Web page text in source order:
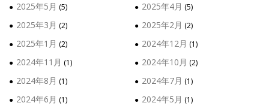
2025年5月 (5) 2025年4月 (5)
2025年3月 (2) 2025年2月 (2)
2025年1月 (2) 2024年12月 (1)
2024年11月 (1) 2024年10月 (2)
2024年8月 (1) 2024年7月 (1)
2024年6月 (1) 2024年5月 (1)